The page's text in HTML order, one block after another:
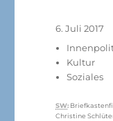
Veröffentlicht
6. Juli 2017
Kategorien
Kultur
Soziales
Schlagwörter
SW:
Christine